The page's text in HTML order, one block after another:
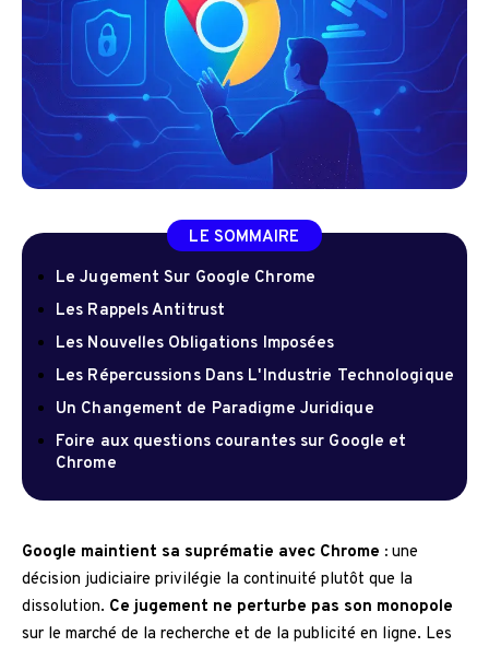
LE SOMMAIRE
Le Jugement Sur Google Chrome
Les Rappels Antitrust
Les Nouvelles Obligations Imposées
Les Répercussions Dans L'Industrie Technologique
Un Changement de Paradigme Juridique
Foire aux questions courantes sur Google et
Chrome
Google maintient sa suprématie avec Chrome : une
décision judiciaire privilégie la continuité plutôt que la
dissolution. Ce jugement ne perturbe pas son monopole
sur le marché de la recherche et de la publicité en ligne. Les